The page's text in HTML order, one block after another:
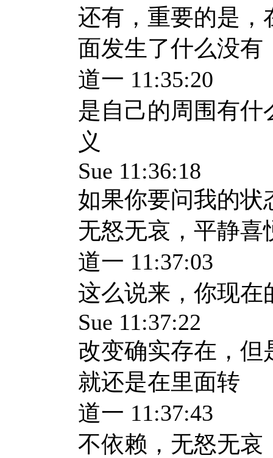
还有，重要的是，
面发生了什么没有
道一 11:35:20
是自己的周围有
义
Sue 11:36:18
如果你要问我的状
无怒无哀，平静
道一 11:37:03
这么说来，你现在
Sue 11:37:22
改变确实存在，但
就还是在里面转
道一 11:37:43
不依赖，无怒无哀